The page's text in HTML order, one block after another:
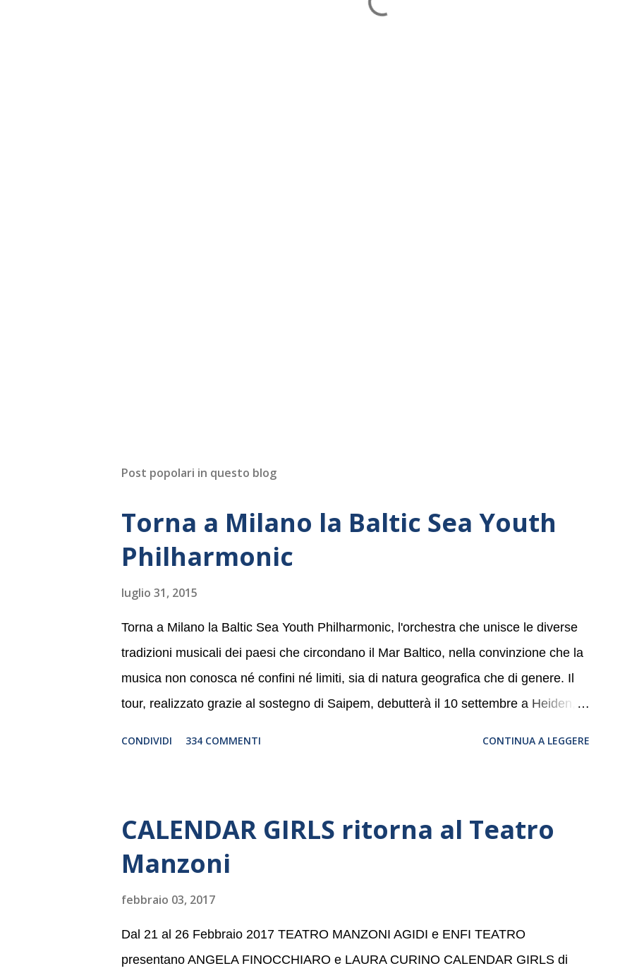
Post popolari in questo blog
Torna a Milano la Baltic Sea Youth
Philharmonic
luglio 31, 2015
Torna a Milano la Baltic Sea Youth Philharmonic, l'orchestra che unisce le diverse
tradizioni musicali dei paesi che circondano il Mar Baltico, nella convinzione che la
musica non conosca né confini né limiti, sia di natura geografica che di genere. Il
tour, realizzato grazie al sostegno di Saipem, debutterà il 10 settembre a Heiden, in
Filarmonico per il festival “Settembre dell’Accademia” dove si esibirà per il secondo
anno consecutivo. Il pubblico milanese avrà il piacere di applaudire i giovani artisti
2008 da Kristjan Järvi (affiancato da un prestigioso consiglio di consulent...
CONDIVIDI 334 COMMENTI CONTINUA A LEGGERE
CALENDAR GIRLS ritorna al Teatro
Manzoni
febbraio 03, 2017
Dal 21 al 26 Febbraio 2017 TEATRO MANZONI AGIDI e ENFI TEATRO
presentano ANGELA FINOCCHIARO e LAURA CURINO CALENDAR GIRLS di